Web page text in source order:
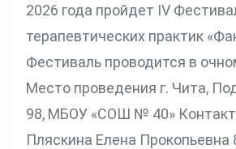
2026 года пройдет IV
терапевтических практик
Фестиваль проводится в
Место проведения г. Чита,
98, МБОУ «СОШ № 40»
Пляскина Елена Прокопьевна